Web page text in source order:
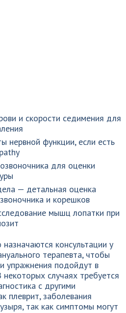
и скорости седимения для
нервной функции, если есть
для оценки
— детальная оценка
и корешков
мышц лопатки при
консультации у
терапевта, чтобы
упражнения подойдут в
некоторых случаях требуется
с другими
плеврит, заболевания
так как симптомы могут